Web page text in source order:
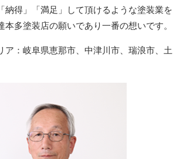
納得」「満足」して頂けるような塗装業を
本多塗装店の願いであり一番の想いです。
ア：岐阜県恵那市、中津川市、瑞浪市、土